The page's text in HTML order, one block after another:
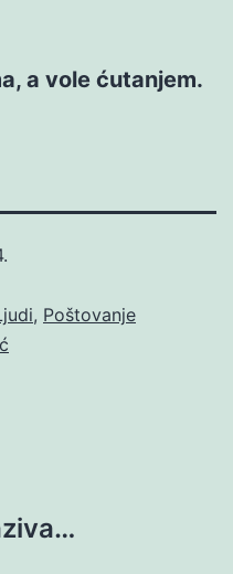
a vole ćutanjem.
, Poštovanje